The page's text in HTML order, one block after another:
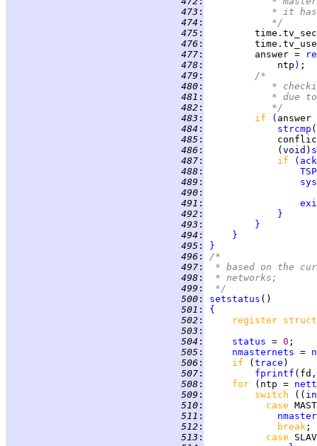
473 :
* it
474 :
		 */
475 :
476 :
477 :
         answer =
478 :
             ntp
)
479 :
/*
480 :
*
481 :
* due
482 :
		 */
483 : if (
484 : strcmp
485 :
486 :
             (
void )
487 : if (
488 :
489 :
490 :
491 :
492 :
}
493 :
}
494 :
}
495 :
}
496 :
/*
497 :
* based on the
498 :
* networks;
499 :
*/
500 : setstatus
501 :
{
502 :
register
503 :
504 : status = 0
505 : nmasternets =
506 : if ( trace
507 : fprintf
508 : for (ntp =
509 : switch ((
510 : case
511 :
512 : break
513 : case